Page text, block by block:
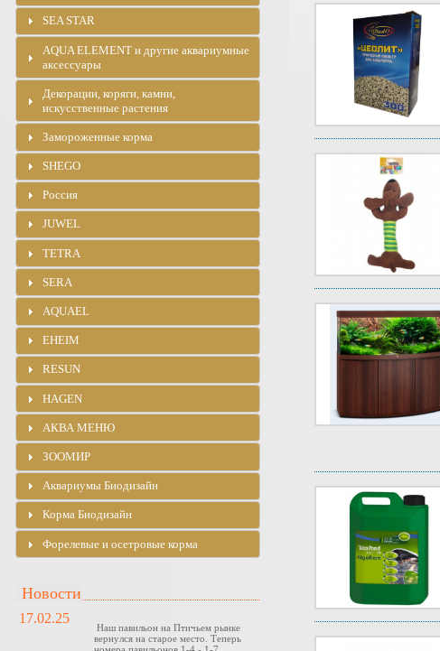
SEA STAR
AQUA ELEMENT и другие аквариумные
аксессуары
Декорации, коряги, камни,
искусственные растения
Замороженные корма
SHEGO
Россия
JUWEL
TETRA
SERA
AQUAEL
EHEIM
RESUN
HAGEN
АКВА МЕНЮ
ЗООМИР
Аквариумы Биодизайн
Корма Биодизайн
Форелевые и осетровые корма
Новости
17.02.25
Наш павильон на Птичьем рынке
вернулся на старое место. Теперь